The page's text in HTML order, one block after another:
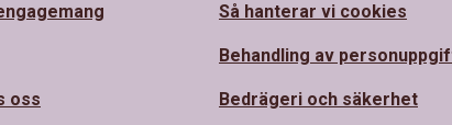
oss
Så hanterar vi cookies
Behandling av
Bedrägeri och säkerhet